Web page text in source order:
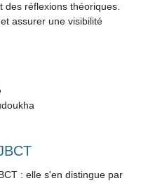
réflexions théoriques.
assurer une visibilité
: elle s'en distingue par